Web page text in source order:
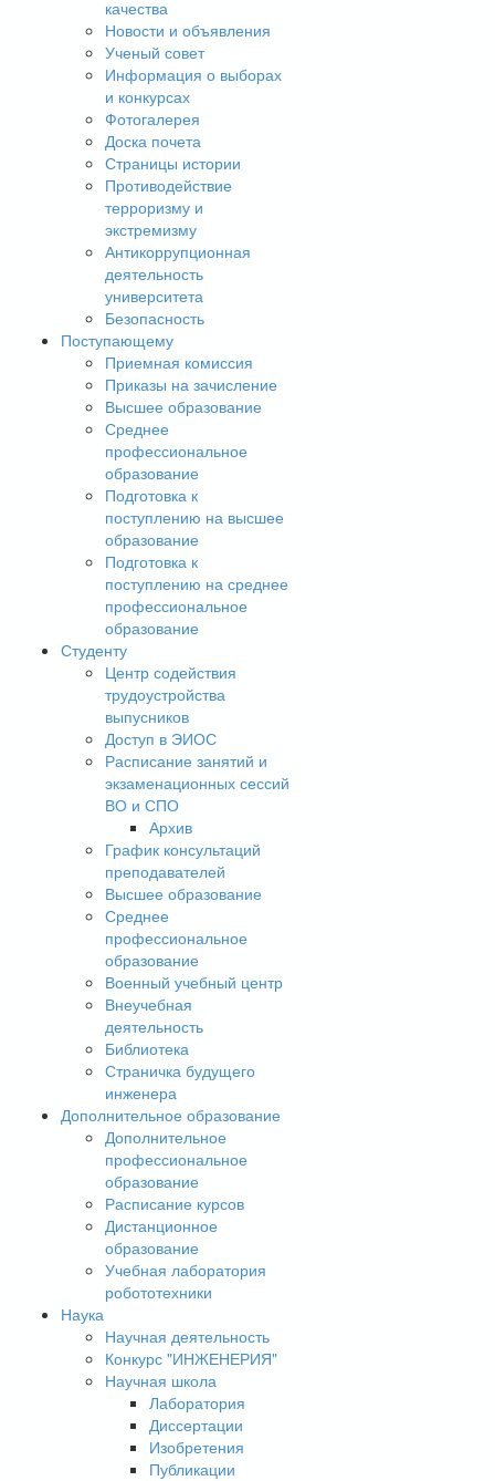
качества
Новости и объявления
Ученый совет
Информация о выборах
и конкурсах
Фотогалерея
Доска почета
Страницы истории
Противодействие
терроризму и
экстремизму
Антикоррупционная
деятельность
университета
Безопасность
Поступающему
Приемная комиссия
Приказы на зачисление
Высшее образование
Среднее
профессиональное
образование
Подготовка к
поступлению на высшее
образование
Подготовка к
поступлению на среднее
профессиональное
образование
Студенту
Центр содействия
трудоустройства
выпусников
Доступ в ЭИОС
Расписание занятий и
экзаменационных сессий
ВО и СПО
Архив
График консультаций
преподавателей
Высшее образование
Среднее
профессиональное
образование
Военный учебный центр
Внеучебная
деятельность
Библиотека
Страничка будущего
инженера
Дополнительное образование
Дополнительное
профессиональное
образование
Расписание курсов
Дистанционное
образование
Учебная лаборатория
робототехники
Наука
Научная деятельность
Конкурс "ИНЖЕНЕРИЯ"
Научная школа
Лаборатория
Диссертации
Изобретения
Публикации